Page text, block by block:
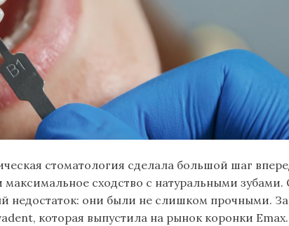
стоматология сделала большой шаг
сходство с натуральными зубами.
недостаток: они были не слишком прочными.
которая выпустила на рынок коронки Emax.